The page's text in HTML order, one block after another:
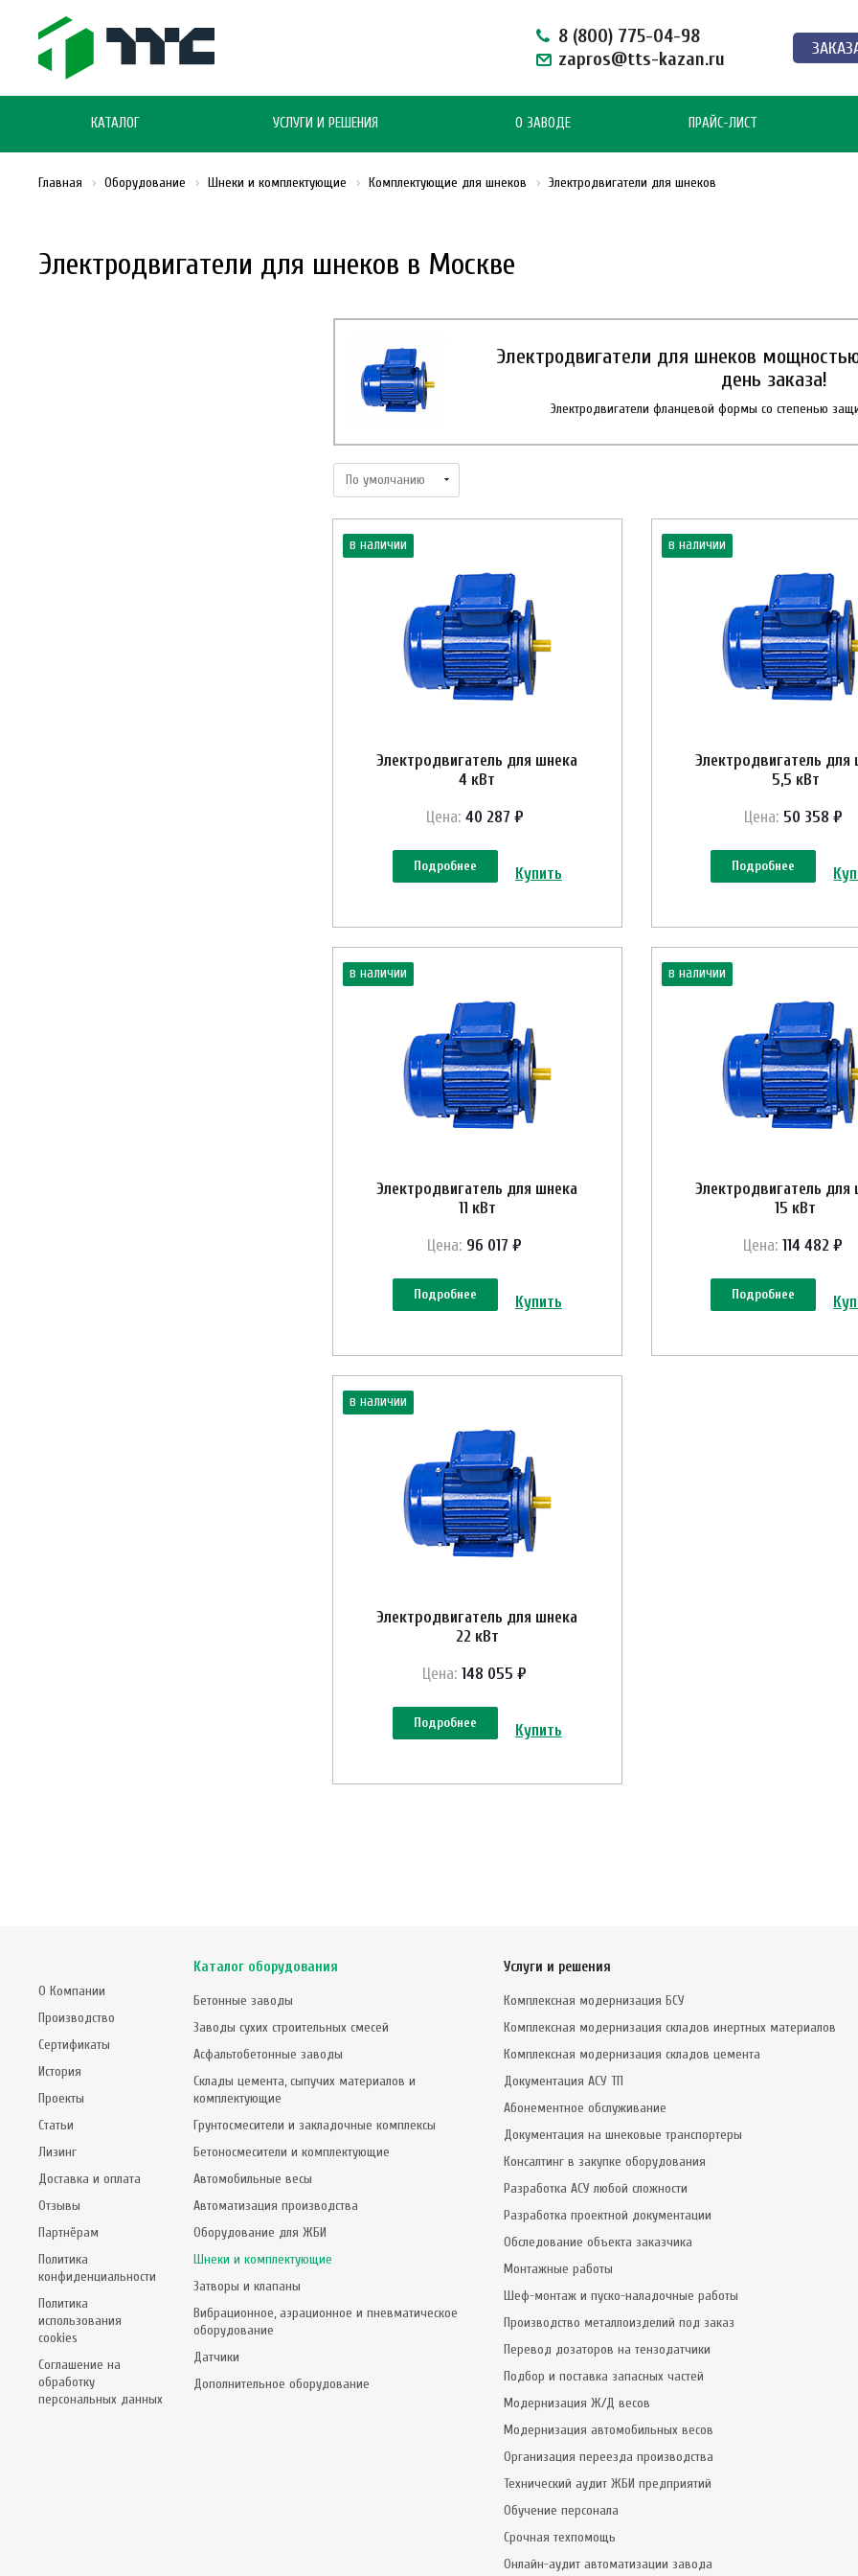
8 (800) 775-04-98
zapros@tts-kazan.ru
КАТАЛОГ УСЛУГИ И РЕШЕНИЯ О ЗАВОДЕ ПРАЙС-ЛИСТ
Электродвигатели для шнеков в Москве
Главная Оборудование Шнеки и комплектующие Комплектующие для шнеков Электродвигатели для шнеков
Электродвигатели для шнеков
день заказа!
Электродвигатели фланцевой формы со степенью
в наличии
Электродвигатель для шнека
4 кВт
Цена: 40 287 ₽
Подробнее Купить
в наличии
Электродвигатель для
5,5 кВт
Цена: 50 358 ₽
Подробнее
в наличии
Электродвигатель для шнека
11 кВт
Цена: 96 017 ₽
Подробнее Купить
в наличии
Электродвигатель для
15 кВт
Цена: 114 482 ₽
Подробнее
в наличии
Электродвигатель для шнека
22 кВт
Цена: 148 055 ₽
Подробнее Купить
О Компании
Производство
Сертификаты
История
Проекты
Статьи
Лизинг
Доставка и оплата
Отзывы
Партнёрам
Политика
конфиденциальности
Политика
использования
cookies
Соглашение на
обработку
персональных данных
Каталог оборудования
Бетонные заводы
Заводы сухих строительных смесей
Асфальтобетонные заводы
Склады цемента, сыпучих материалов и
комплектующие
Грунтосмесители и закладочные комплексы
Бетоносмесители и комплектующие
Автомобильные весы
Автоматизация производства
Оборудование для ЖБИ
Шнеки и комплектующие
Затворы и клапаны
Вибрационное, аэрационное и пневматическое
оборудование
Датчики
Дополнительное оборудование
Услуги и решения
Комплексная модернизация БСУ
Комплексная модернизация складов инертных материалов
Комплексная модернизация складов цемента
Документация АСУ ТП
Абонементное обслуживание
Документация на шнековые транспортеры
Консалтинг в закупке оборудования
Разработка АСУ любой сложности
Разработка проектной документации
Обследование объекта заказчика
Монтажные работы
Шеф-монтаж и пуско-наладочные работы
Производство металлоизделий под заказ
Перевод дозаторов на тензодатчики
Подбор и поставка запасных частей
Модернизация Ж/Д весов
Модернизация автомобильных весов
Организация переезда производства
Технический аудит ЖБИ предприятий
Обучение персонала
Срочная техпомощь
Онлайн-аудит автоматизации завода